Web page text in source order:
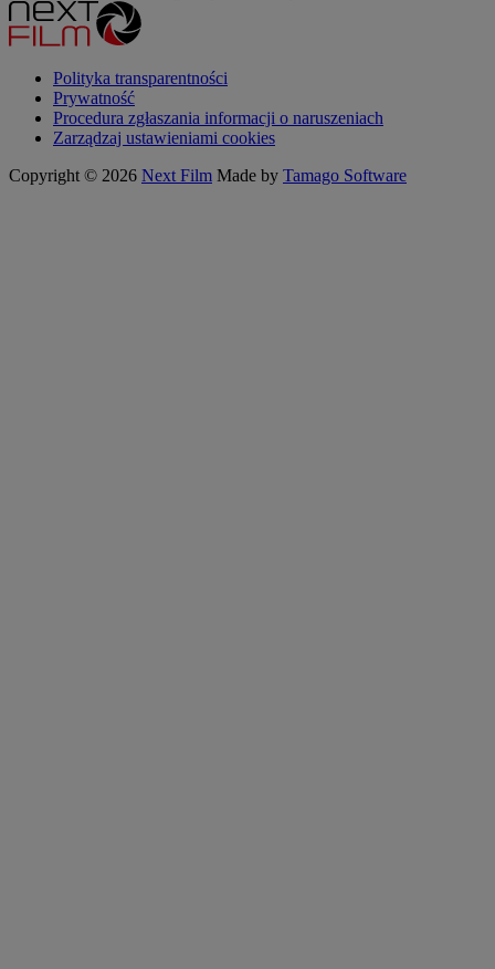
Polityka transparentności
Prywatność
Procedura zgłaszania informacji o naruszeniach
Zarządzaj ustawieniami cookies
Copyright © 2026 Next Film Made by Tamago Software